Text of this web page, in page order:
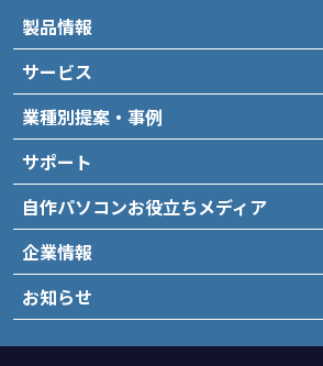
製品情報
サービス
業種別提案・事例
サポート
自作パソコンお役立ちメディア
企業情報
お知らせ